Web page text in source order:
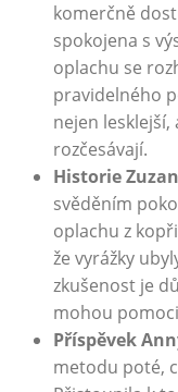
komerčně
spokojena ​s⁤
⁣oplachu se⁣
pravidelného
nejen lesklejší,
rozčesávají.
Historie
svěděním
oplachu z
⁤že‌ vyrážky⁤
zkušenost je
mohou‍
Příspěvek
metodu poté,